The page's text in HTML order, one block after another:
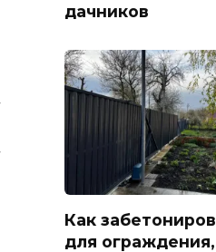
дачников
Как
для